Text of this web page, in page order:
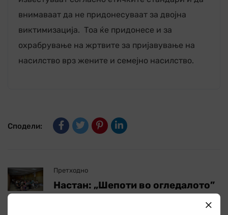
внимаваат да не придонесуваат за двојна
виктимизација. Тоа ќе придонесе и за
охрабрување на жртвите за пријавување на
насилство врз жените и семејно насилство.
Сподели:
Претходно
Настан: „Шепоти во огледалото”